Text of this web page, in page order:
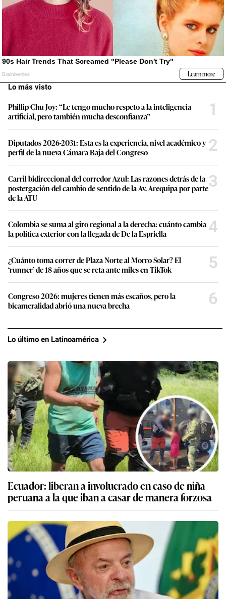
Lo más visto
Phillip Chu Joy: “Le tengo mucho respeto a la inteligencia
artificial, pero también mucha desconfianza”
1
Diputados 2026-2031: Esta es la experiencia, nivel académico y
perfil de la nueva Cámara Baja del Congreso
2
Carril bidireccional del corredor Azul: Las razones detrás de la
postergación del cambio de sentido de la Av. Arequipa por parte
de la ATU
3
Colombia se suma al giro regional a la derecha: cuánto cambia
la política exterior con la llegada de De la Espriella
4
¿Cuánto toma correr de Plaza Norte al Morro Solar? El
‘runner’ de 18 años que se reta ante miles en TikTok
5
Congreso 2026: mujeres tienen más escaños, pero la
bicameralidad abrió una nueva brecha
6
Lo último en Latinoamérica
Ecuador: liberan a involucrado en caso de niña
peruana a la que iban a casar de manera forzosa